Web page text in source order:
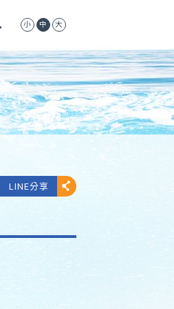
小 中 大
LINE分享